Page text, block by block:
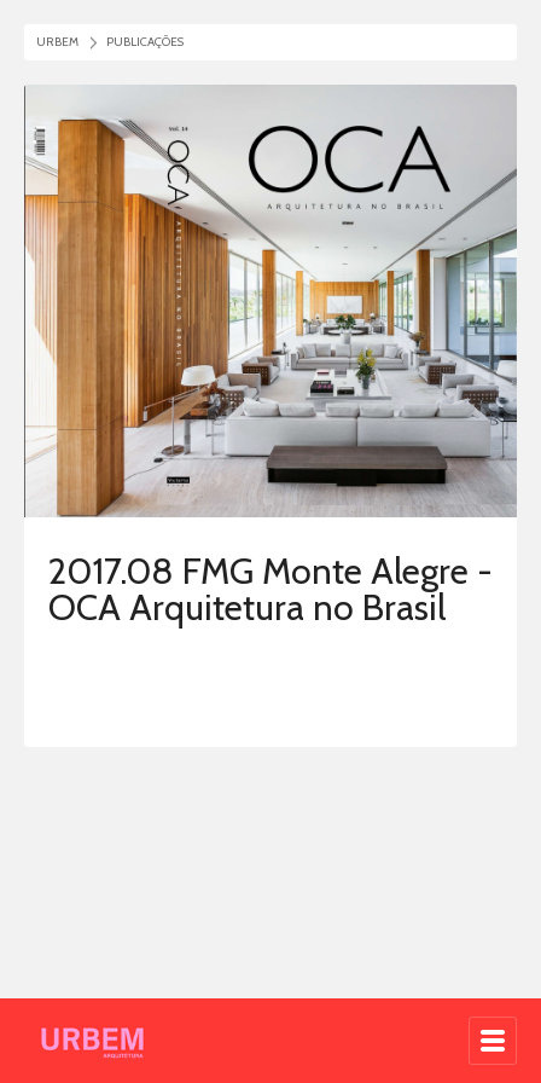
URBEM PUBLICAÇÕES
2017.08 FMG Monte Alegre -
OCA Arquitetura no Brasil